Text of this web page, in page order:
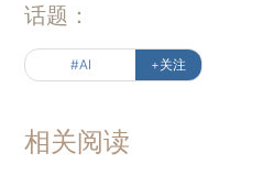
话题：
#AI +关注
相关阅读